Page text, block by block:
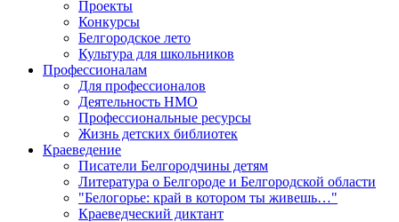
Проекты
Конкурсы
Белгородское лето
Культура для школьников
Профессионалам
Для профессионалов
Деятельность НМО
Профессиональные ресурсы
Жизнь детских библиотек
Краеведение
Писатели Белгородчины детям
Литература о Белгороде и Белгородской области
"Белогорье: край в котором ты живешь…"
Краеведческий диктант